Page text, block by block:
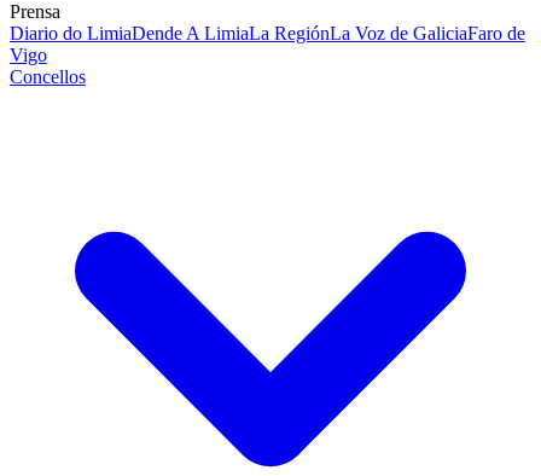
Prensa
Diario do LimiaDende A LimiaLa RegiónLa Voz de GaliciaFaro de
Vigo
Concellos